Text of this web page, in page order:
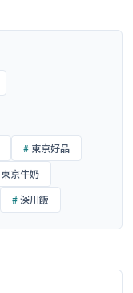
東京好品
東京牛奶
深川飯